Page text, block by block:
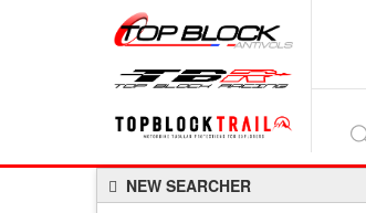
NEW SEARCHER